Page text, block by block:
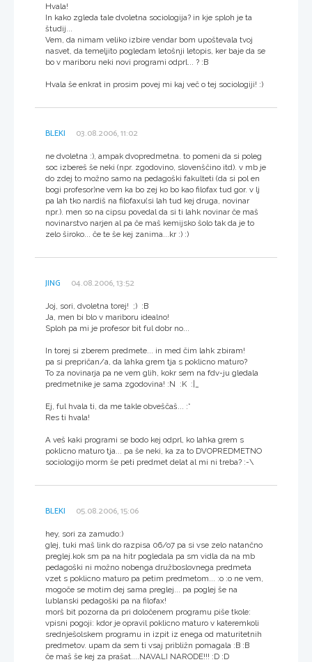
Hvala!
In kako zgleda tale dvoletna sociologija? in kje sploh je ta
študij...
Vem, da nimam veliko izbire vendar bom upoštevala tvoj
nasvet, da temeljito pogledam letošnji letopis, ker baje da se
bo v mariboru neki novi programi odprl... ? :B
Hvala še enkrat in prosim povej mi kaj več o tej sociologiji! :)
BLEKI 03.08.2006, 11:02
ne dvoletna :), ampak dvopredmetna. to pomeni da si poleg
soc izbereš še neki (npr. zgodovino, slovenščino itd). v mb je
do zdej to možno samo na pedagoški fakulteti (da si pol en
bogi profesor)ne vem ka bo zej ko bo kao filofax tud gor. v lj
pa lah tko nardiš na filofaxu(si lah tud kej druga, novinar
npr.). men so na cipsu povedal da si ti lahk novinar če maš
novinarstvo narjen al pa če maš kemijsko šolo tak da je to
zelo široko... če te še kej zanima...kr :) :)
JING 04.08.2006, 13:52
Joj, sori, dvoletna torej! ;) :B
Ja, men bi blo v mariboru idealno!
Sploh pa mi je profesor bit ful dobr no...
In torej si zberem predmete... in med čim lahk zbiram!
pa si prepričan/a, da lahka grem tja s poklicno maturo?
To za novinarja pa ne vem glih, kokr sem na fdv-ju gledala
predmetnike je sama zgodovina! :N :K :|_
Ej, ful hvala ti, da me takle obveščaš... :*
Res ti hvala!
A veš kaki programi se bodo kej odprl, ko lahka grem s
poklicno maturo tja... pa še neki, ka za to DVOPREDMETNO
sociologijo morm še peti predmet delat al mi ni treba? :-\
BLEKI 05.08.2006, 15:06
hey, sori za zamudo:)
glej, tuki maš link do razpisa 06/o7 pa si vse zelo natančno
preglej.kok sm pa na hitr pogledala pa sm vidla da na mb
pedagoški ni možno nobenga družboslovnega predmeta
vzet s poklicno maturo pa petim predmetom... :o :o ne vem,
mogoče se motim dej sama preglej... pa poglej še na
lublanski pedagoški pa na filofax!
morš bit pozorna da pri določenem programu piše tkole:
vpisni pogoji: kdor je opravil poklicno maturo v kateremkoli
srednješolskem programu in izpit iz enega od maturitetnih
predmetov. upam da sem ti vsaj približn pomagala :B :B
če maš še kej za prašat....NAVALI NARODE!!! :D :D